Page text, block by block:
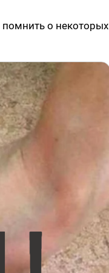
помнить о некоторых